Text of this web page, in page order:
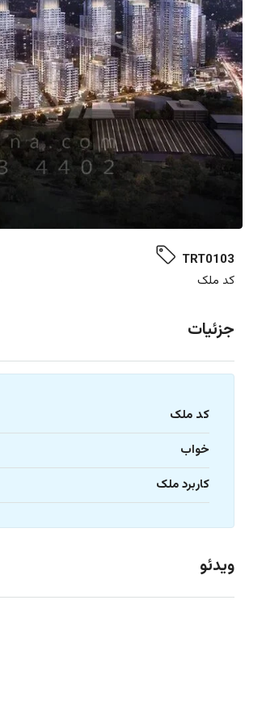
TRT0103
کد ملک
جزئیات
کد ملک
خواب
کاربرد ملک
ویدئو